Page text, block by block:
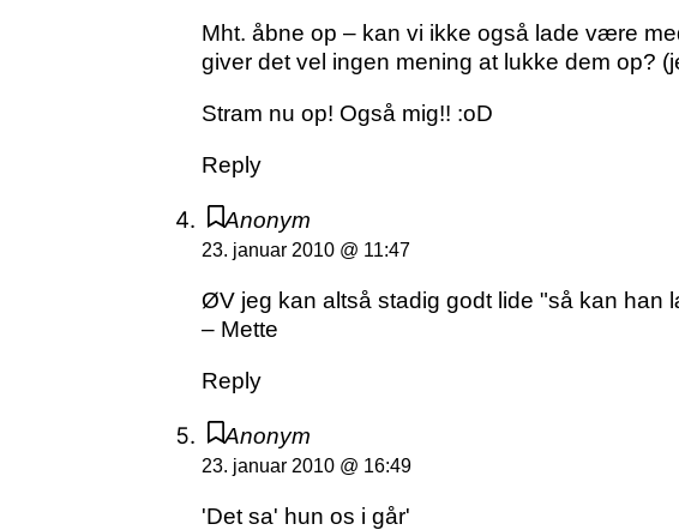
Mht. åbne op – kan vi ikke også lade være
giver det vel ingen mening at lukke dem op?
Stram nu op! Også mig!! :oD
Reply
Anonym
23. januar 2010 @ 11:47
ØV jeg kan altså stadig godt lide "så kan han
– Mette
Reply
Anonym
23. januar 2010 @ 16:49
'Det sa' hun os i går'